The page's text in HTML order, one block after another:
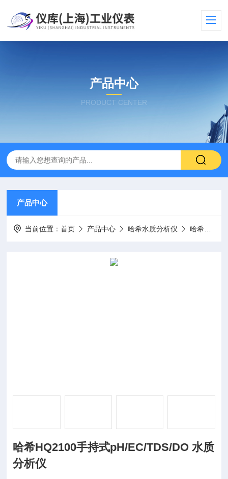
产品中心
PRODUCT CENTER
产品中心
当前位置：首页 产品中心 哈希水质分析仪 哈希多参数水质分析仪
哈希HQ2100手持式pH/EC/TDS/DO 水质
分析仪